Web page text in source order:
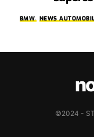
BMW NEWS
©2024 -